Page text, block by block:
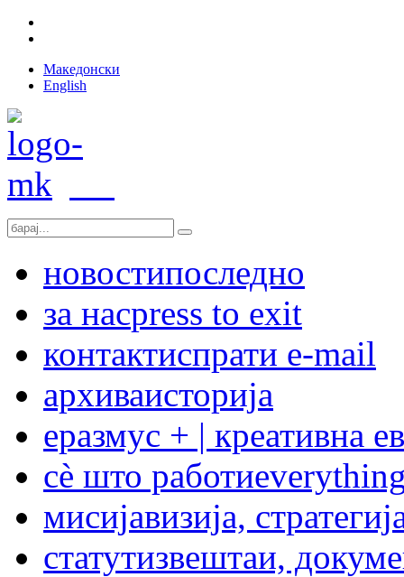
Македонски
English
новостипоследно
за насpress to exit
контактиспрати e-mail
архиваисторија
еразмус + | креативна
сѐ што работи
мисијавизија,
статутизвештаи,